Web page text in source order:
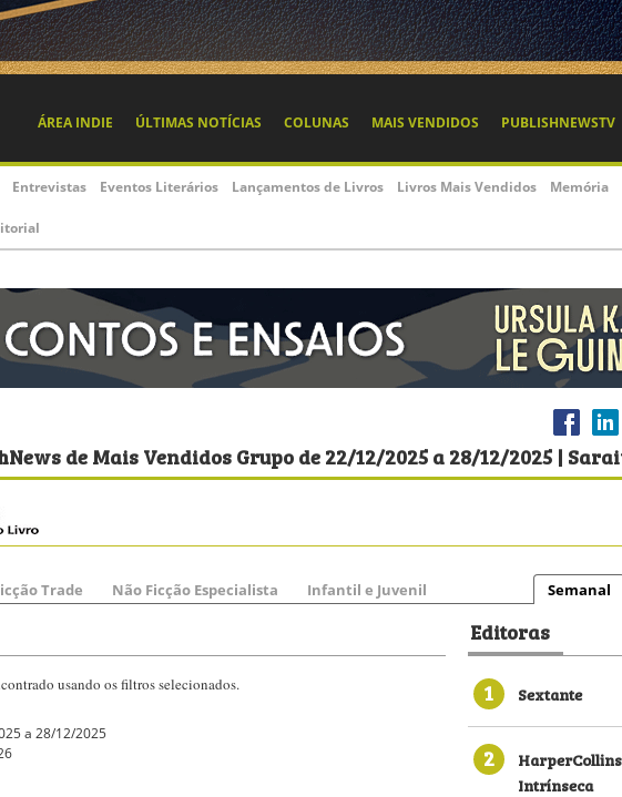
ÁREA INDIE ÚLTIMAS NOTÍCIAS COLUNAS MAIS VENDIDOS PUBLISHNEWSTV
Entrevistas Eventos Literários Lançamentos de Livros Livros Mais Vendidos Memória
de Mais Vendidos Grupo de 22/12/2025 a 28/12/2025 |
Trade Não Ficção Especialista Infantil e Juvenil Semanal
usando os filtros selecionados.
a 28/12/2025
Editoras
1
Sextante
2
Intrínseca